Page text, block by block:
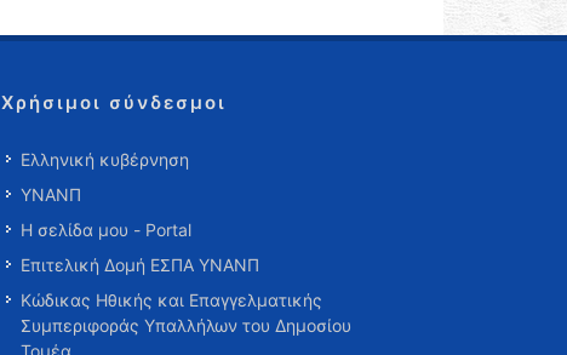
Χρήσιμοι σύνδεσμοι
Ελληνική κυβέρνηση
ΥΝΑΝΠ
Η σελίδα μου - Portal
Επιτελική Δομή ΕΣΠΑ ΥΝΑΝΠ
Κώδικας Ηθικής και Επαγγελματικής
Συμπεριφοράς Υπαλλήλων του Δημοσίου